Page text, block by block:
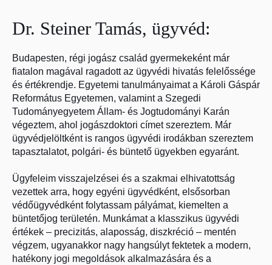
Dr. Steiner Tamás, ügyvéd:
Budapesten, régi jogász család gyermekeként már
fiatalon magával ragadott az ügyvédi hivatás felelőssége
és értékrendje. Egyetemi tanulmányaimat a Károli Gáspár
Református Egyetemen, valamint a Szegedi
Tudományegyetem Állam- és Jogtudományi Karán
végeztem, ahol jogászdoktori címet szereztem. Már
ügyvédjelöltként is rangos ügyvédi irodákban szereztem
tapasztalatot, polgári- és büntető ügyekben egyaránt.
Ügyfeleim visszajelzései és a szakmai elhivatottság
vezettek arra, hogy egyéni ügyvédként, elsősorban
védőügyvédként folytassam pályámat, kiemelten a
büntetőjog területén. Munkámat a klasszikus ügyvédi
értékek – precizitás, alaposság, diszkréció – mentén
végzem, ugyanakkor nagy hangsúlyt fektetek a modern,
hatékony jogi megoldások alkalmazására és a